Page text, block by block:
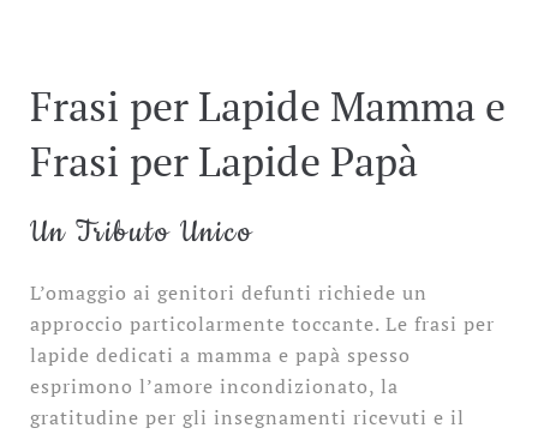
Frasi per Lapide Mamma e
Frasi per Lapide Papà
Un Tributo Unico
L’omaggio ai genitori defunti richiede un
approccio particolarmente toccante. Le frasi per
lapide dedicati a mamma e papà spesso
esprimono l’amore incondizionato, la
gratitudine per gli insegnamenti ricevuti e il